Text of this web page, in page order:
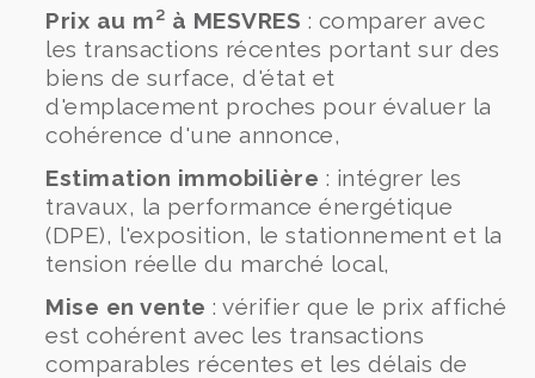
Prix au m² à MESVRES : comparer avec
les transactions récentes portant sur des
biens de surface, d'état et
d'emplacement proches pour évaluer la
cohérence d'une annonce,
Estimation immobilière : intégrer les
travaux, la performance énergétique
(DPE), l'exposition, le stationnement et la
tension réelle du marché local,
Mise en vente : vérifier que le prix affiché
est cohérent avec les transactions
comparables récentes et les délais de